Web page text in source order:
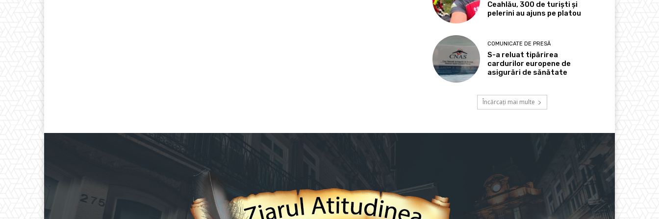
Ceahlău, 300 de turiști și
pelerini au ajuns pe platou
COMUNICATE DE PRESĂ
S-a reluat tipărirea
cardurilor europene de
asigurări de sănătate
Încărcați mai multe